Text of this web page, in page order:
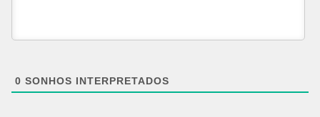
0 SONHOS INTERPRETADOS